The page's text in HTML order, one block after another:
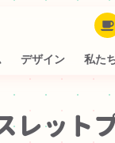
デザイン 私た
レット